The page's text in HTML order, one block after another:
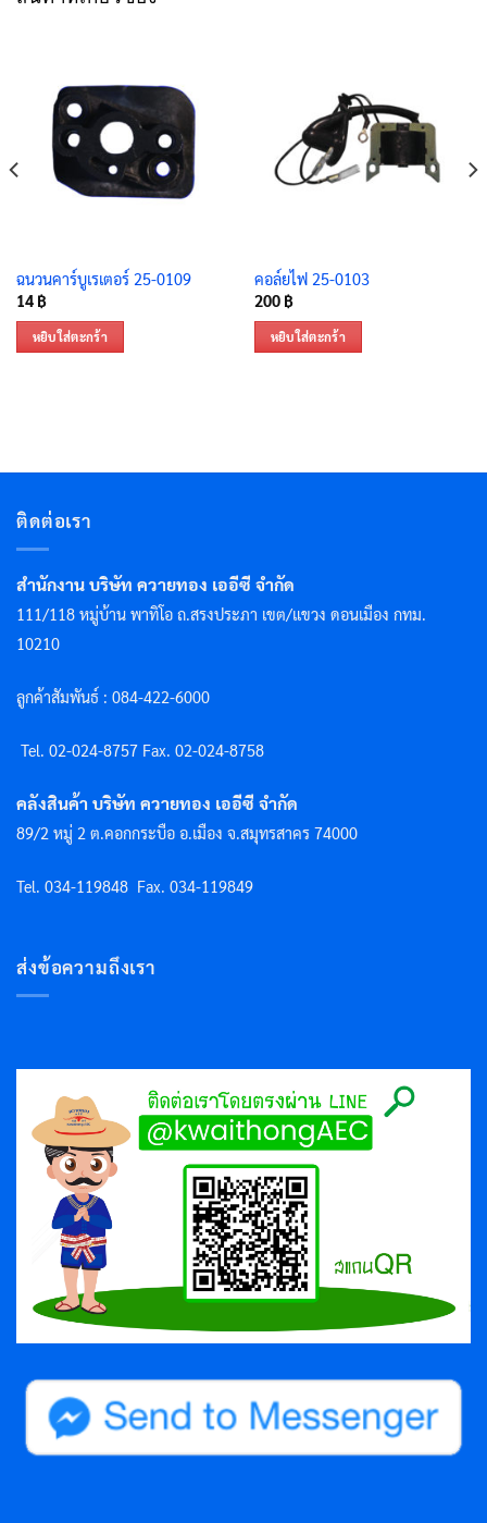
ฉนวนคาร์บูเรเตอร์ 25-0109
14 ฿
หยิบใส่ตะกร้า
คอล์ยไฟ 25-0103
200 ฿
หยิบใส่ตะกร้า
ติดต่อเรา
สำนักงาน บริษัท ควายทอง เออีซี จำกัด
111/118 หมู่บ้าน พาทิโอ ถ.สรงประภา เขต/แขวง ดอนเมือง กทม.
10210
ลูกค้าสัมพันธ์ : 084-422-6000
Tel. 02-024-8757 Fax. 02-024-8758
คลังสินค้า บริษัท ควายทอง เออีซี จำกัด
89/2 หมู่ 2 ต.คอกกระบือ อ.เมือง จ.สมุทรสาคร 74000
Tel. 034-119848 Fax. 034-119849
ส่งข้อความถึงเรา